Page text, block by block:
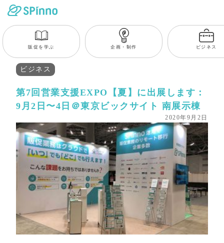
販促を学ぶ 企画・制作 ビジネス
ビジネス
第7回営業支援EXPO【夏】に出展します：
9月2日〜4日＠東京ビックサイト 南展示棟
2020年9月2日